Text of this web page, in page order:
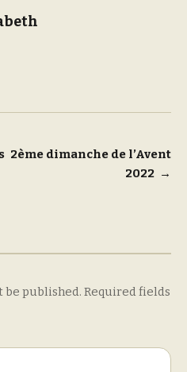
2ème dimanche de l’Avent
2022 →
be published. Required fields